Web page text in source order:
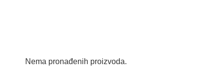
Nema pronađenih proizvoda.